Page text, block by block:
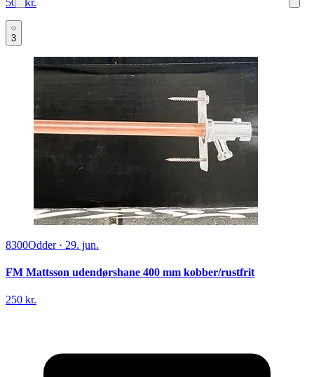
500 kr.
3
8300Odder· 29. jun.
FM Mattsson udendørshane 400 mm kobber/rustfrit
250 kr.